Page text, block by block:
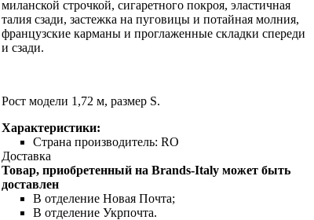
миланской строчкой, сигаретного покроя, эластичная
талия сзади, застежка на пуговицы и потайная молния,
французские карманы и проглаженные складки спереди
и сзади.
Рост модели 1,72 м, размер S.
Характеристики:
Страна производитель:RO
Доставка
Товар, приобретенный на Brands-Italy может быть
доставлен
В отделение Новая Почта;
В отделение Укрпочта.